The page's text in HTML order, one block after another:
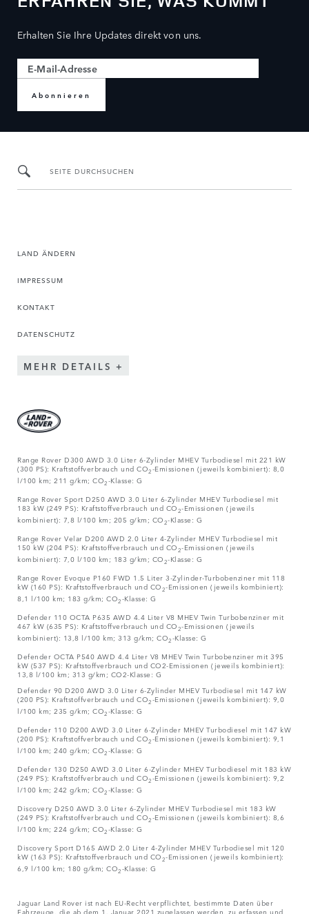
Erhalten Sie Ihre Updates direkt von uns.
Abonnieren
SEITE DURCHSUCHEN
LAND ÄNDERN
IMPRESSUM
KONTAKT
DATENSCHUTZ
MEHR DETAILS
Range Rover D300 AWD 3.0 Liter 6-Zylinder MHEV Turbodiesel mit 221 kW
(300 PS): Kraftstoffverbrauch und CO2-Emissionen (jeweils kombiniert): 8,0
l/100 km; 211 g/km; CO2-Klasse: G
Range Rover Sport D250 AWD 3.0 Liter 6-Zylinder MHEV Turbodiesel mit
183 kW (249 PS): Kraftstoffverbrauch und CO2-Emissionen (jeweils
kombiniert): 7,8 l/100 km; 205 g/km; CO2-Klasse: G
Range Rover Velar D200 AWD 2.0 Liter 4-Zylinder MHEV Turbodiesel mit
150 kW (204 PS): Kraftstoffverbrauch und CO2-Emissionen (jeweils
kombiniert): 7,0 l/100 km; 183 g/km; CO2-Klasse: G
Range Rover Evoque P160 FWD 1.5 Liter 3-Zylinder-Turbobenziner mit 118
kW (160 PS): Kraftstoffverbrauch und CO2-Emissionen (jeweils kombiniert):
8,1 l/100 km; 183 g/km; CO2-Klasse: G
Defender 110 OCTA P635 AWD 4.4 Liter V8 MHEV Twin Turbobenziner mit
467 kW (635 PS): Kraftstoffverbrauch und CO2-Emissionen (jeweils
kombiniert): 13,8 l/100 km; 313 g/km; CO2-Klasse: G
Defender OCTA P540 AWD 4.4 Liter V8 MHEV Twin Turbobenziner mit 395
kW (537 PS): Kraftstoffverbrauch und CO2-Emissionen (jeweils kombiniert):
13,8 l/100 km; 313 g/km; CO2-Klasse: G
Defender 90 D200 AWD 3.0 Liter 6-Zylinder MHEV Turbodiesel mit 147 kW
(200 PS): Kraftstoffverbrauch und CO2-Emissionen (jeweils kombiniert): 9,0
l/100 km; 235 g/km; CO2-Klasse: G
Defender 110 D200 AWD 3.0 Liter 6-Zylinder MHEV Turbodiesel mit 147 kW
(200 PS): Kraftstoffverbrauch und CO2-Emissionen (jeweils kombiniert): 9,1
l/100 km; 240 g/km; CO2-Klasse: G
Defender 130 D250 AWD 3.0 Liter 6-Zylinder MHEV Turbodiesel mit 183 kW
(249 PS): Kraftstoffverbrauch und CO2-Emissionen (jeweils kombiniert): 9,2
l/100 km; 242 g/km; CO2-Klasse: G
Discovery D250 AWD 3.0 Liter 6-Zylinder MHEV Turbodiesel mit 183 kW
(249 PS): Kraftstoffverbrauch und CO2-Emissionen (jeweils kombiniert): 8,6
l/100 km; 224 g/km; CO2-Klasse: G
Discovery Sport D165 AWD 2.0 Liter 4-Zylinder MHEV Turbodiesel mit 120
kW (163 PS): Kraftstoffverbrauch und CO2-Emissionen (jeweils kombiniert):
6,9 l/100 km; 180 g/km; CO2-Klasse: G
Jaguar Land Rover ist nach EU-Recht verpflichtet, bestimmte Daten über
Fahrzeuge, die ab dem 1. Januar 2021 zugelassen werden, zu erfassen und